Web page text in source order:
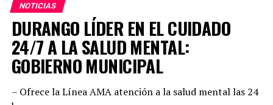
Dany Soto aseguró que la alianza entre PRI y PAN no
responde a cuotas, sino a la búsqueda de los mejores
perfiles para enfrentar el reto electoral. “No hay un solo
municipio negociado ni entregado. Hemos construido un
equipo basado en el mérito, la cercanía con la
posición fue revisada con responsabilidad. Hoy estamos
NOTICIAS
DURANGO LÍDER EN EL CUIDADO
24/7 A LA SALUD MENTAL:
GOBIERNO MUNICIPAL
– Ofrece la Línea AMA atención a la salud mental las 24